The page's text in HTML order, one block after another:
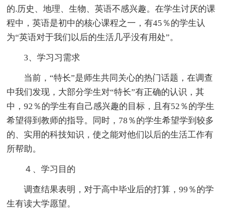
的.历史、地理、生物、英语不感兴趣。在学生讨厌的课
程中，英语是初中的核心课程之一，有45％的学生认
为“英语对于我们以后的生活几乎没有用处”。
3、学习习需求
当前，“特长”是师生共同关心的热门话题，在调查
中我们发现，大部分学生对“特长”有正确的认识，其
中，92％的学生有自己感兴趣的目标，且有52％的学生
希望得到教师的指导。同时，78％的学生希望学到较多
的、实用的科技知识，使之能对他们以后的生活工作有
所帮助。
４、学习目的
调查结果表明，对于高中毕业后的打算，99％的学
生有读大学愿望。